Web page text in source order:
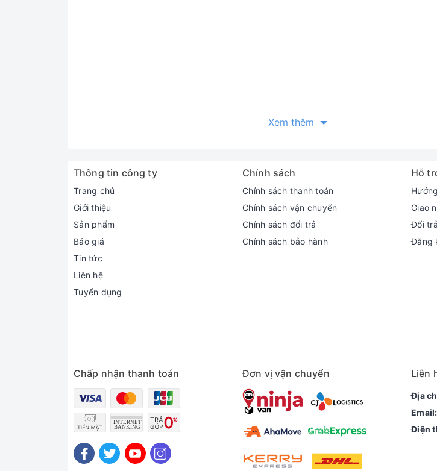
Xem thêm
Thông tin công ty
Trang chủ
Giới thiệu
Sản phẩm
Báo giá
Tin tức
Liên hệ
Tuyển dụng
Chính sách
Chính sách thanh toán
Chính sách vận chuyển
Chính sách đổi trả
Chính sách bảo hành
Hỗ
Giao
Đổi
Đăng
Chấp nhận thanh toán Đơn vị vận chuyển Liên
Địa
Email:
Điện